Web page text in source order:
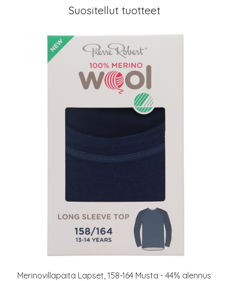
Suositellut tuotteet
Merinovillapaita Lapset, 158-164 Musta - 44% alennus